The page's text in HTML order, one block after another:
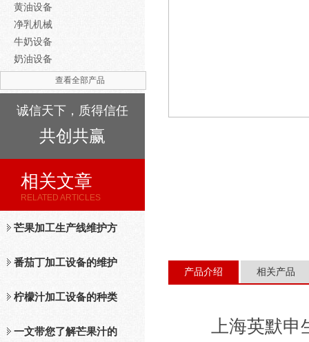
黄油设备
净乳机械
牛奶设备
奶油设备
查看全部产品
诚信天下，质得信任
共创共赢
相关文章
RELATED ARTICLES
芒果加工生产线维护方
法
番茄丁加工设备的维护
保养措施分析
柠檬汁加工设备的种类
及工作原理介绍
一文带您了解芒果汁的
产品介绍 相关产品
上海英默申生